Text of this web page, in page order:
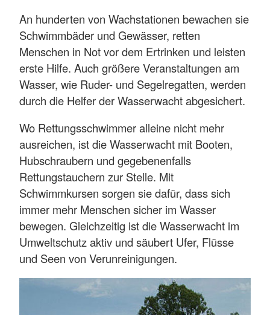
An hunderten von Wachstationen bewachen sie
Schwimmbäder und Gewässer, retten
Menschen in Not vor dem Ertrinken und leisten
erste Hilfe. Auch größere Veranstaltungen am
Wasser, wie Ruder- und Segelregatten, werden
durch die Helfer der Wasserwacht abgesichert.
Wo Rettungsschwimmer alleine nicht mehr
ausreichen, ist die Wasserwacht mit Booten,
Hubschraubern und gegebenenfalls
Rettungstauchern zur Stelle. Mit
Schwimmkursen sorgen sie dafür, dass sich
immer mehr Menschen sicher im Wasser
bewegen. Gleichzeitig ist die Wasserwacht im
Umweltschutz aktiv und säubert Ufer, Flüsse
und Seen von Verunreinigungen.